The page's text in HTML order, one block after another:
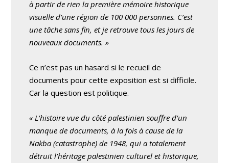
à partir de rien la première mémoire historique
visuelle d’une région de 100 000 personnes. C’est
une tâche sans fin, et je retrouve tous les jours de
nouveaux documents. »
Ce n’est pas un hasard si le recueil de
documents pour cette exposition est si difficile.
Car la question est politique.
« L’histoire vue du côté palestinien souffre d’un
manque de documents, à la fois à cause de la
Nakba (catastrophe) de 1948, qui a totalement
détruit l’héritage palestinien culturel et historique,